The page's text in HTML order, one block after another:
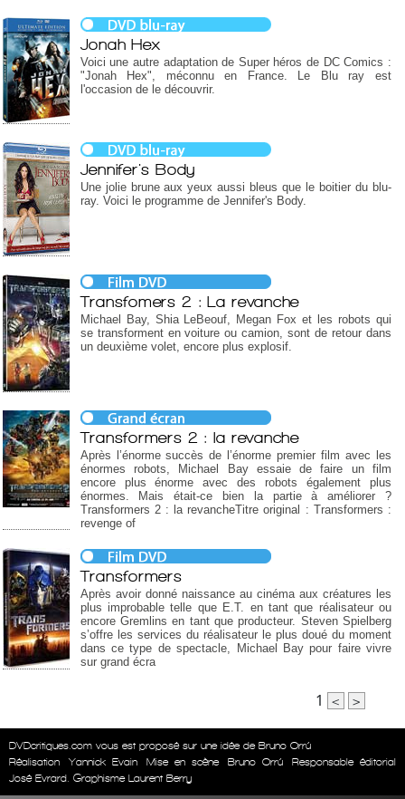
Jonah Hex
Voici une autre adaptation de Super héros de DC Comics :
"Jonah Hex", méconnu en France. Le Blu ray est
l'occasion de le découvrir.
Jennifer's Body
Une jolie brune aux yeux aussi bleus que le boitier du blu-
ray. Voici le programme de Jennifer's Body.
Transfomers 2 : La revanche
Michael Bay, Shia LeBeouf, Megan Fox et les robots qui
se transforment en voiture ou camion, sont de retour dans
un deuxième volet, encore plus explosif.
Transformers 2 : la revanche
Après l’énorme succès de l’énorme premier film avec les
énormes robots, Michael Bay essaie de faire un film
encore plus énorme avec des robots également plus
énormes. Mais était-ce bien la partie à améliorer ?
Transformers 2 : la revancheTitre original : Transformers :
revenge of
Transformers
Après avoir donné naissance au cinéma aux créatures les
plus improbable telle que E.T. en tant que réalisateur ou
encore Gremlins en tant que producteur. Steven Spielberg
s’offre les services du réalisateur le plus doué du moment
dans ce type de spectacle, Michael Bay pour faire vivre
sur grand écra
1 < >
DVDcritiques.com vous est proposé sur une idée de Bruno Orrú
Réalisation
Yannick Evain Mise en scène Bruno Orrú
Responsable éditorial
José Evrard. Graphisme Laurent Berry